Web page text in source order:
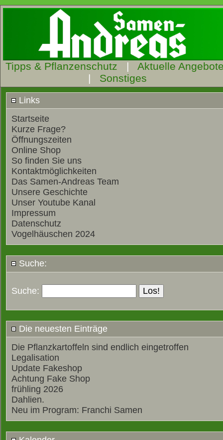
Tipps & Pflanzenschutz | Aktuelle
| Sonstiges
Links
Startseite
Kurze Frage?
Öffnungszeiten
Online Shop
So finden Sie uns
Kontaktmöglichkeiten
Das Samen-Andreas Team
Unsere Geschichte
Unser Youtube Kanal
Impressum
Datenschutz
Vogelhäuschen 2024
Suche:
Suche:
Die neuesten Einträge
Die Pflanzkartoffeln sind endlich eingetroffen
Legalisation
Update Fakeshop
Achtung Fake Shop
frühling 2026
Dahlien.
Neu im Program: Franchi Samen